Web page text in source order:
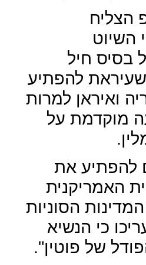
הצליח
השיוט
בסיס חיל
שעיראת להפתיע
ואיראן למרות
מוקדמת על
להפתיע את
האמריקנית
הסוניות
כי הנשיא
של פוטין".